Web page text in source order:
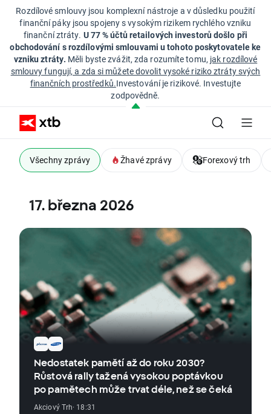
Rozdílové smlouvy jsou komplexní nástroje a v důsledku použití
finanční páky jsou spojeny s vysokým rizikem rychlého vzniku
finanční ztráty. U 77 % účtů retailových investorů došlo při
obchodování s rozdílovými smlouvami u tohoto poskytovatele ke
vzniku ztráty. Měli byste zvážit, zda rozumíte tomu, jak rozdílové
smlouvy fungují, a zda si můžete dovolit vysoké riziko ztráty svých
finančních prostředků.Investování je rizikové. Investujte
zodpovědně.
Všechny zprávy Žhavé zprávy Forexový trh
17. března 2026
Nedostatek pamětí až do roku 2030?
Růstová rally tažená vysokou poptávkou
po pamětech může trvat déle, než se čeká
Akciový Trh· 18:31